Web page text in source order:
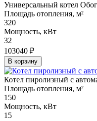
Универсальный котел
Площадь отопления, м²
320
Мощность, кВт
32
103040 ₽
В корзину
Котел пиролизный с
Площадь отопления, м²
150
Мощность, кВт
15